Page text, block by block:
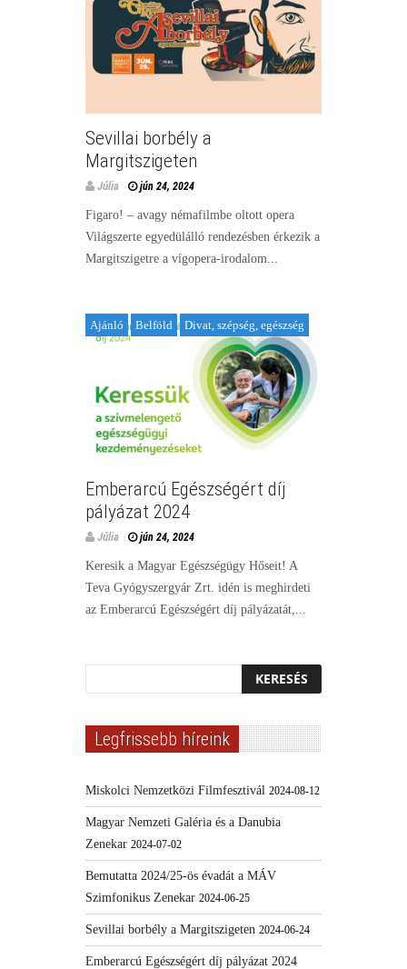
Sevillai borbély a
Margitszigeten
Júlia jún 24, 2024
Figaro! – avagy némafilmbe oltott opera
Világszerte egyedülálló rendezésben érkezik a
Margitszigetre a vígopera-irodalom...
Ajánló Belföld Divat, szépség, egészség
Emberarcú Egészségért díj
pályázat 2024
Júlia jún 24, 2024
Keresik a Magyar Egészségügy Hőseit! A
Teva Gyógyszergyár Zrt. idén is meghirdeti
az Emberarcú Egészségért díj pályázatát,...
Legfrissebb híreink
Miskolci Nemzetközi Filmfesztivál 2024-08-12
Magyar Nemzeti Galéria és a Danubia
Zenekar 2024-07-02
Bemutatta 2024/25-ös évadát a MÁV
Szimfonikus Zenekar 2024-06-25
Sevillai borbély a Margitszigeten 2024-06-24
Emberarcú Egészségért díj pályázat 2024